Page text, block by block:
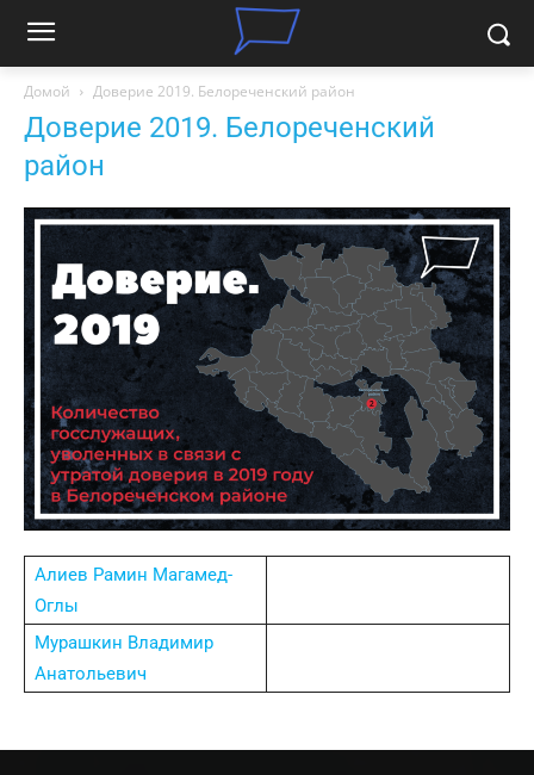
Домой Доверие 2019. Белореченский район
Доверие 2019. Белореченский
район
Алиев Рамин Магамед-
Оглы
Мурашкин Владимир
Анатольевич